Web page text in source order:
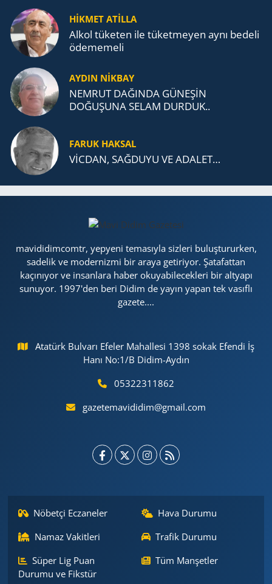
TEŞKİLATI’NA UZANAN MİRASI
HİKMET ATİLLA
Alkol tü­ke­ten ile tü­ket­me­yen aynı be­de­li
öde­me­me­li
AYDIN NİKBAY
NEMRUT DAĞINDA GÜNEŞİN
DOĞUŞUNA SELAM DURDUK..
FARUK HAKSAL
VİCDAN, SAĞ­DU­YU VE ADA­LET…
mavididimcomtr, yepyeni temasıyla sizleri buluştururken,
sadelik ve modernizmi bir araya getiriyor. Şatafattan
kaçınıyor ve insanlara haber okuyabilecekleri bir altyapı
sunuyor. 1997'den beri Didim de yayın yapan tek vasıflı
gazete....
Atatürk Bulvarı Efeler Mahallesi 1398 sokak Efendi İş
Hanı No:1/B Didim-Aydın
05322311862
gazetemavididim@gmail.com
Nöbetçi Eczaneler
Hava Durumu
Namaz Vakitleri
Trafik Durumu
Süper Lig Puan
Durumu ve Fikstür
Tüm Manşetler